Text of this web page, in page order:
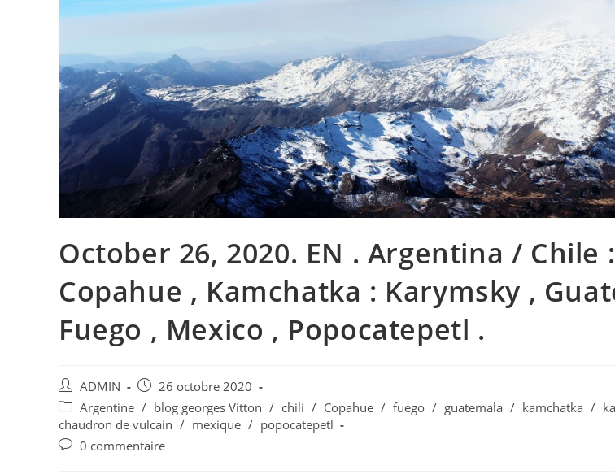
October 26, 2020. EN . Argentina / Chile :
Copahue , Kamchatka : Karymsky ,
Fuego , Mexico , Popocatepetl .
Auteur/autrice
de
la
publication :
ADMIN
Publication
publiée :
26 octobre 2020
Post
category:
Argentine / blog georges Vitton / chili / Copahue / fuego / guatemala / kamchatka /
chaudron de vulcain / mexique / popocatepetl
Commentaires
0 commentaire